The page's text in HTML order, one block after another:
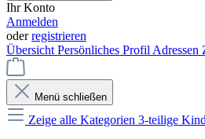
Ihr Konto
Anmelden
oderregistrieren
Übersicht Persönliches Profil Adressen
Menü schließen
Zeige alle Kategorien 3-teilige